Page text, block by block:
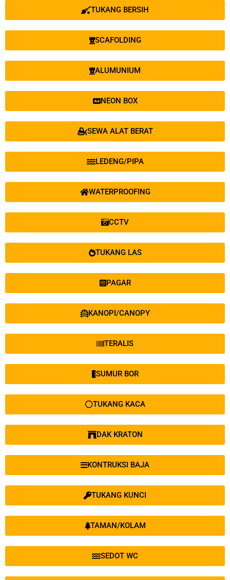
TUKANG BERSIH
SCAFOLDING
ALUMUNIUM
NEON BOX
SEWA ALAT BERAT
LEDENG/PIPA
WATERPROOFING
CCTV
TUKANG LAS
PAGAR
KANOPI/CANOPY
TERALIS
SUMUR BOR
TUKANG KACA
DAK KRATON
KONTRUKSI BAJA
TUKANG KUNCI
TAMAN/KOLAM
SEDOT WC